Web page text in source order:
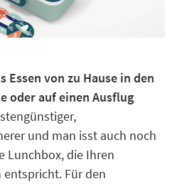
Essen von zu Hause in den
oder auf einen Ausflug
und man isst auch noch
Lunchbox, die Ihren
Für den